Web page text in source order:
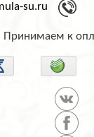
su.ru
Принимаем к